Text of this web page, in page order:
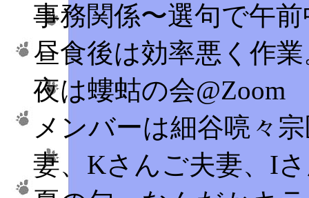
事務関係〜選句で午
昼食後は効率悪く作
夜は螻蛄の会@Zoom
メンバーは細谷喨々
妻、Kさんご夫妻、I